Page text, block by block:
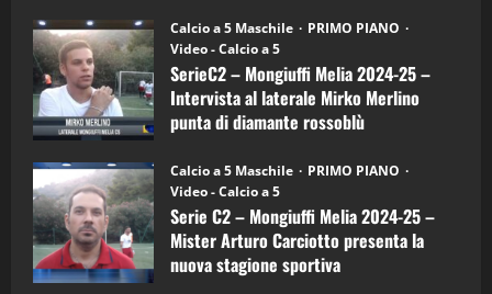
6)
–
Intervista
a
mister
Arturo
Carciotto
(Mongiuffi
Calcio a 5 Maschile
PRIMO PIANO
Video - Calcio a 5
SerieC2 – Mongiuffi Melia 2024-25 –
Intervista al laterale Mirko Merlino
punta di diamante rossoblù
Calcio a 5 Maschile
PRIMO PIANO
Video - Calcio a 5
Serie C2 – Mongiuffi Melia 2024-25 –
Mister Arturo Carciotto presenta la
nuova stagione sportiva
4
“SportEmpire” in Podcast: 27^ Puntata
(Martedi 14 Aprile 2026)
15/04/2026
5
“SportEmpire” in Podcast: 26^ Puntata
(Martedi 07 Aprile 2026)
08/04/2026